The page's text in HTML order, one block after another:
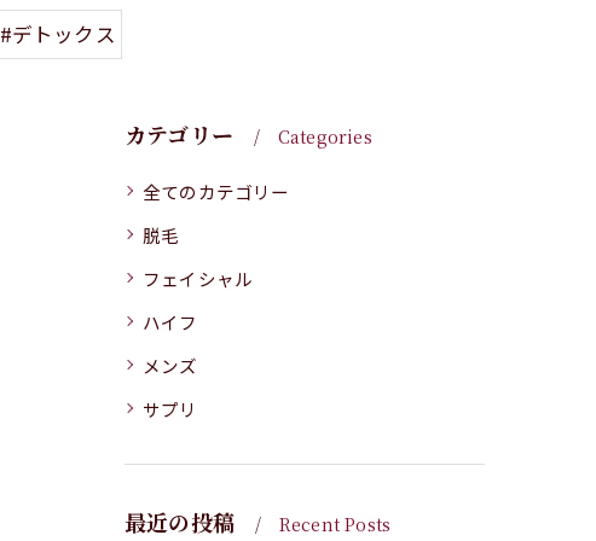
#デトックス
カテゴリー Categories
全てのカテゴリー
脱毛
フェイシャル
ハイフ
メンズ
サプリ
最近の投稿 Recent Posts